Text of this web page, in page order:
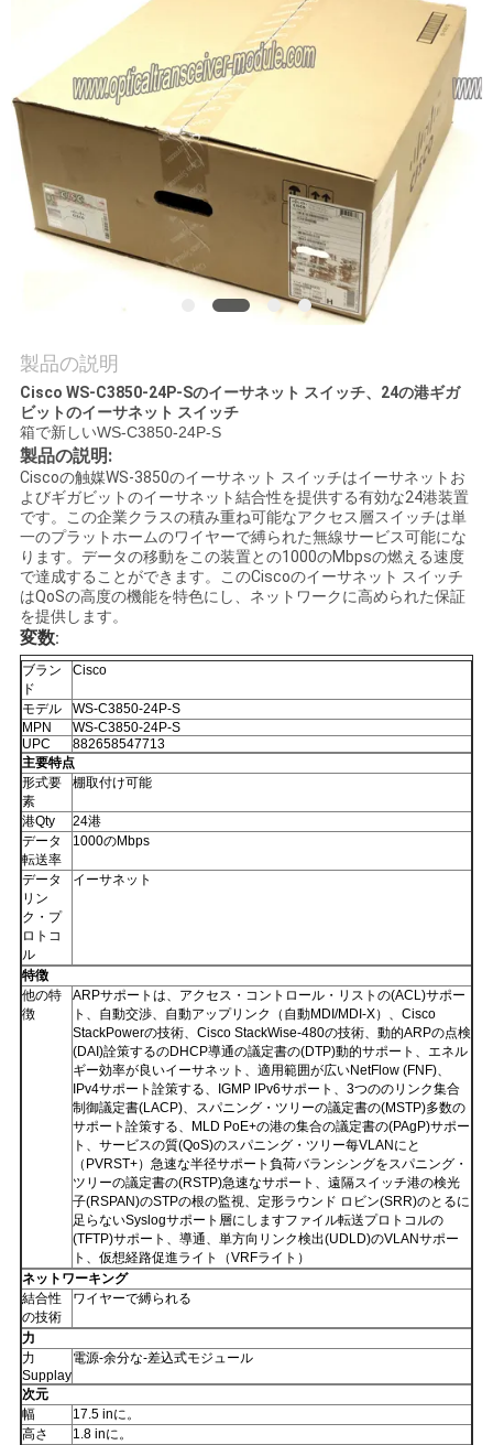
ー
品
連
絡
く
だ
さ
い
ニ
ュ
ー
ス
事
件
SITEMAP
シ
ー
ポ
リ
製品の説明
Cisco WS-C3850-24P-Sのイーサネット スイッチ、24の港ギガ
ビットのイーサネット スイッチ
箱で新しいWS-C3850-24P-S
製品の説明:
Ciscoの触媒WS-3850のイーサネット スイッチはイーサネットお
よびギガビットのイーサネット結合性を提供する有効な24港装置
です。この企業クラスの積み重ね可能なアクセス層スイッチは単
一のプラットホームのワイヤーで縛られた無線サービス可能にな
ります。データの移動をこの装置との1000のMbpsの燃える速度
で達成することができます。このCiscoのイーサネット スイッチ
はQoSの高度の機能を特色にし、ネットワークに高められた保証
を提供します。
変数:
ブラン
ド
Cisco
モデル
WS-C3850-24P-S
MPN
WS-C3850-24P-S
UPC
882658547713
主要特点
形式要
素
棚取付け可能
港Qty
24港
データ
転送率
1000のMbps
データ
リン
ク・プ
ロトコ
ル
イーサネット
特徴
他の特
徴
ARPサポートは、アクセス・コントロール・リストの(ACL)サポー
ト、自動交渉、自動アップリンク（自動MDI/MDI-X）、Cisco
StackPowerの技術、Cisco StackWise-480の技術、動的ARPの点検
(DAI)詮策するのDHCP導通の議定書の(DTP)動的サポート、エネル
ギー効率が良いイーサネット、適用範囲が広いNetFlow (FNF)、
IPv4サポート詮策する、IGMP IPv6サポート、3つののリンク集合
制御議定書(LACP)、スパニング・ツリーの議定書の(MSTP)多数の
サポート詮策する、MLD PoE+の港の集合の議定書の(PAgP)サポー
ト、サービスの質(QoS)のスパニング・ツリー每VLANにと
（PVRST+）急速な半径サポート負荷バランシングをスパニング・
ツリーの議定書の(RSTP)急速なサポート、遠隔スイッチ港の検光
子(RSPAN)のSTPの根の監視、定形ラウンド ロビン(SRR)のとるに
足らないSyslogサポート層にしますファイル転送プロトコルの
(TFTP)サポート、導通、単方向リンク検出(UDLD)のVLANサポー
ト、仮想経路促進ライト（VRFライト）
ネットワーキング
結合性
の技術
ワイヤーで縛られる
力
力
Supplay
電源-余分な-差込式モジュール
次元
幅
17.5 inに。
高さ
1.8 inに。